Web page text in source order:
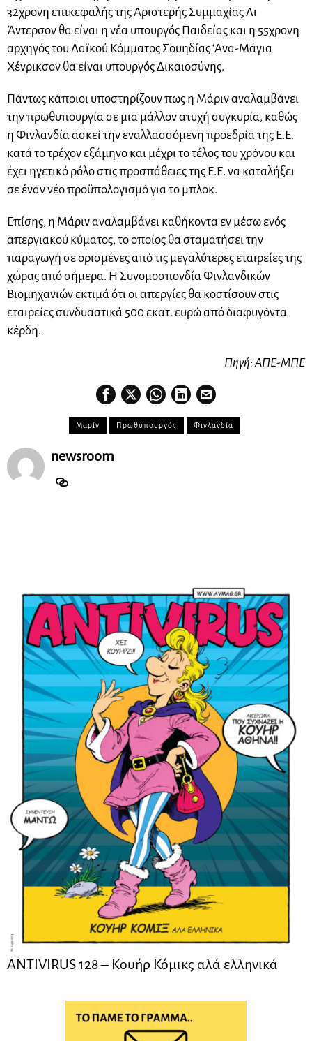
32χρονη επικεφαλής της Αριστερής Συμμαχίας Λι
Άντερσον θα είναι η νέα υπουργός Παιδείας και η 55χρονη
αρχηγός του Λαϊκού Κόμματος Σουηδίας ‘Ανα-Μάγια
Χένρικσον θα είναι υπουργός Δικαιοσύνης.
Πάντως κάποιοι υποστηρίζουν πως η Μάριν αναλαμβάνει
την πρωθυπουργία σε μια μάλλον ατυχή συγκυρία, καθώς
η Φινλανδία ασκεί την εναλλασσόμενη προεδρία της Ε.Ε.
κατά το τρέχον εξάμηνο και μέχρι το τέλος του χρόνου και
έχει ηγετικό ρόλο στις προσπάθειες της Ε.Ε. να καταλήξει
σε έναν νέο προϋπολογισμό για το μπλοκ.
Επίσης, η Μάριν αναλαμβάνει καθήκοντα εν μέσω ενός
απεργιακού κύματος, το οποίος θα σταματήσει την
παραγωγή σε ορισμένες από τις μεγαλύτερες εταιρείες της
χώρας από σήμερα. Η Συνομοσπονδία Φινλανδικών
Βιομηχανιών εκτιμά ότι οι απεργίες θα κοστίσουν στις
εταιρείες συνδυαστικά 500 εκατ. ευρώ από διαφυγόντα
κέρδη.
Πηγή: ΑΠΕ-ΜΠΕ
Μαρίν Πρωθυπουργός Φινλανδία
newsroom
ANTIVIRUS 128 – Kουήρ Κόμικς αλά ελληνικά